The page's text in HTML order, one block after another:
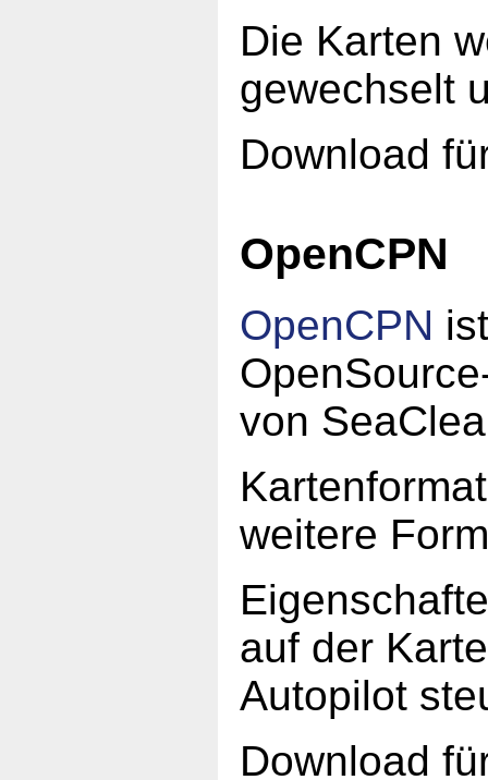
Die Karten
gewechselt
Download
OpenCPN
OpenCPN
von
weitere
auf der
Autopilot
Download